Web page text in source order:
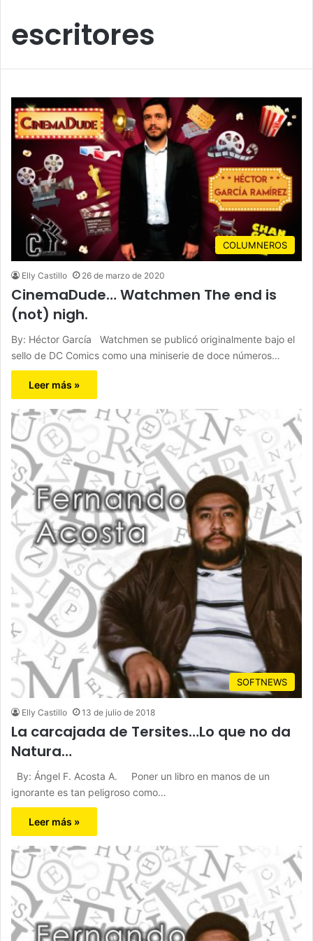
escritores
COLUMNEROS
Elly Castillo 26 de marzo de 2020
CinemaDude… Watchmen The end is
(not) nigh.
By: Héctor García Watchmen se publicó originalmente bajo el
sello de DC Comics como una miniserie de doce números…
Leer más »
SOFTNEWS
Elly Castillo 13 de julio de 2018
La carcajada de Tersites…Lo que no da
Natura…
By: Ángel F. Acosta A. Poner un libro en manos de un
ignorante es tan peligroso como…
Leer más »